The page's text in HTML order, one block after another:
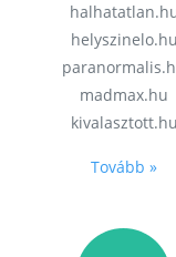
helyszinelo.hu
madmax.hu
kivalasztott.hu
Tovább »